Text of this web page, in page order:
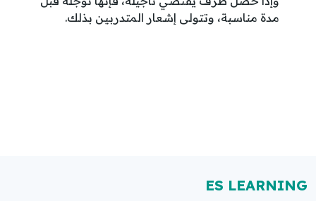
مدة مناسبة، وتتولى إشعار المتدربين بذلك.
ES LEARNING